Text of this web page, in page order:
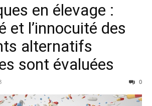
en élevage :
et l’innocuité des
alternatifs
sont évaluées
0